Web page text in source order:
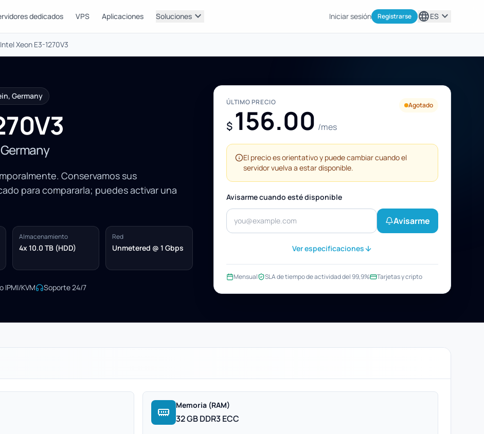
dedicados VPS Aplicaciones Soluciones expand_more Iniciar sesión Registrarse languageES expand_more
Intel Xeon E3-1270V3
Germany
Conservamos sus
para compararla; puedes activar una
Almacenamiento
4x 10.0 TB (HDD)
Red
Unmetered @ 1 Gbps
IPMI/KVM Soporte 24/7
ÚLTIMO PRECIO
$ 156.00 /mes
Agotado
El precio es orientativo y puede cambiar cuando el
servidor vuelva a estar disponible.
Avisarme cuando esté disponible
Avisarme
Ver especificaciones
Mensual SLA de tiempo de actividad del 99,9% Tarjetas y cripto
Memoria (RAM)
32 GB DDR3 ECC